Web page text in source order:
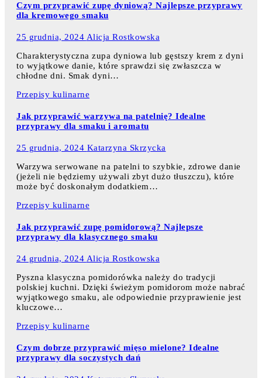
Czym przyprawić zupę dyniową? Najlepsze przyprawy
dla kremowego smaku
25 grudnia, 2024 Alicja Rostkowska
Charakterystyczna zupa dyniowa lub gęstszy krem z dyni
to wyjątkowe danie, które sprawdzi się zwłaszcza w
chłodne dni. Smak dyni…
Przepisy kulinarne
Jak przyprawić warzywa na patelnię? Idealne
przyprawy dla smaku i aromatu
25 grudnia, 2024 Katarzyna Skrzycka
Warzywa serwowane na patelni to szybkie, zdrowe danie
(jeżeli nie będziemy używali zbyt dużo tłuszczu), które
może być doskonałym dodatkiem…
Przepisy kulinarne
Jak przyprawić zupę pomidorową? Najlepsze
przyprawy dla klasycznego smaku
24 grudnia, 2024 Alicja Rostkowska
Pyszna klasyczna pomidorówka należy do tradycji
polskiej kuchni. Dzięki świeżym pomidorom może nabrać
wyjątkowego smaku, ale odpowiednie przyprawienie jest
kluczowe…
Przepisy kulinarne
Czym dobrze przyprawić mięso mielone? Idealne
przyprawy dla soczystych dań